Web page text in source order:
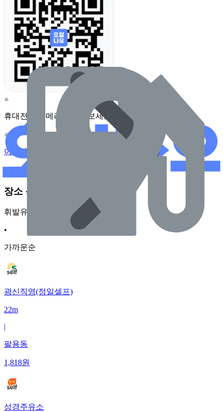
휴대전화 카메라로 찍어보세요
이 주유소의 사장님이신가요?
관리하기
장소 근처 주유소
휘발유
•
가까운순
광신직영(정일셀프)
22m
|
팔용동
1,818원
성경주유소